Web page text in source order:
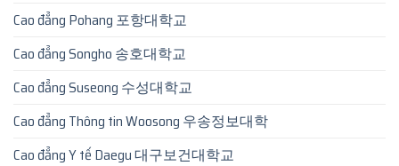
Cao đẳng Pohang 포항대학교
Cao đẳng Songho 송호대학교
Cao đẳng Suseong 수성대학교
Cao đẳng Thông tin Woosong 우송정보대학
Cao đẳng Y tế Daegu 대구보건대학교